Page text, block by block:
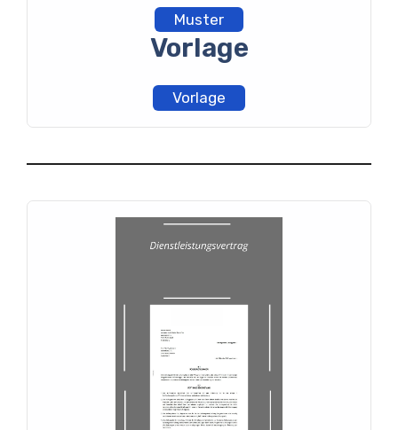
Muster
Vorlage
Vorlage